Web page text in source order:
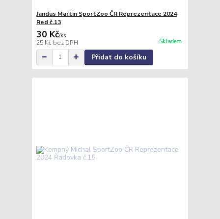
Jandus Martin SportZoo ČR Reprezentace 2024
Red č.13
30 Kč/ks
25 Kč bez DPH Skladem
Přidat do košíku